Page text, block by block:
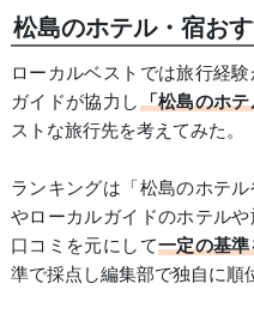
松島のホテル・宿お
ローカルベストでは旅行経
ガイドが協力し「松島のホ
ストな旅行先を考えてみた。
ランキングは「松島のホテ
やローカルガイドのホテル
口コミを元にして一定の基
準で採点し編集部で独自に順